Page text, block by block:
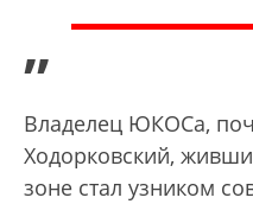
”
Владелец ЮКОСа,
Ходорковский,
зоне стал узником